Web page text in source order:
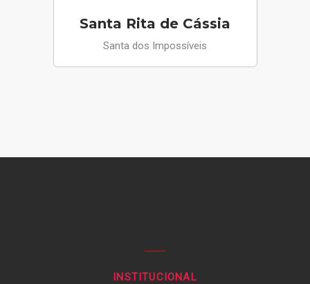
Santa Rita de Cássia
Santa dos Impossíveis
INSTITUCIONAL